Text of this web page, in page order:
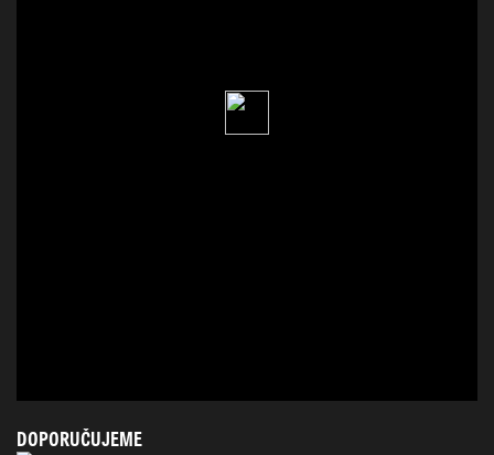
DOPORUČUJEME